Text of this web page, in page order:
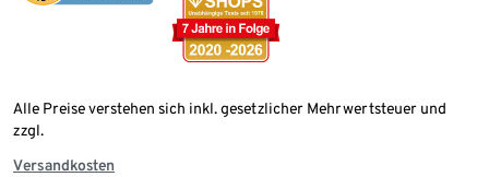
Alle Preise verstehen sich inkl. gesetzlicher Mehrwertsteuer und
zzgl.
Versandkosten